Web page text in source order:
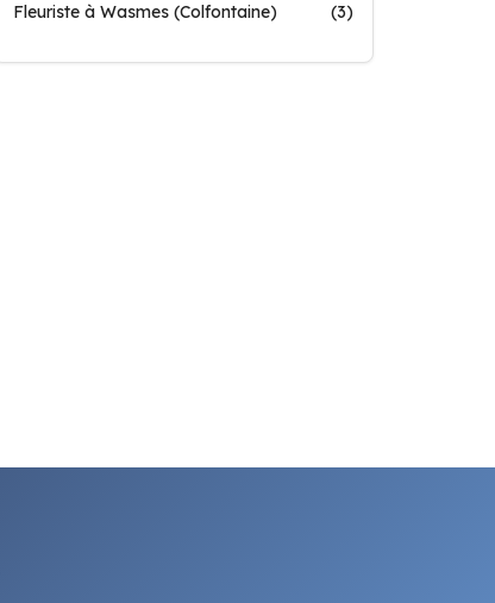
Fleuriste à Wasmes (Colfontaine)
(3)